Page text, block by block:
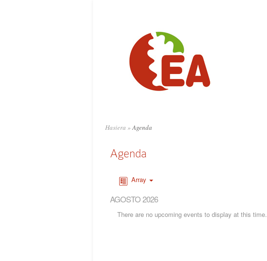
Hasiera »Agenda
Agenda
Array
AGOSTO 2026
There are no upcoming events to display at this time.